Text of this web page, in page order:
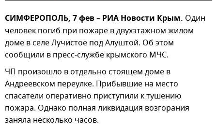
СИМФЕРОПОЛЬ, 7 фев – РИА Новости Крым. Один
человек погиб при пожаре в двухэтажном жилом
доме в селе Лучистое под Алуштой. Об этом
сообщили в пресс-службе крымского МЧС.
ЧП произошло в отдельно стоящем доме в
Андреевском переулке. Прибывшие на место
спасатели оперативно приступили к тушению
пожара. Однако полная ликвидация возгорания
заняла несколько часов.